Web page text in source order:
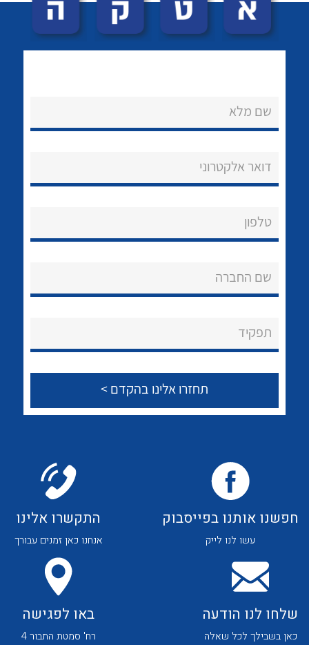
הצוות שלנו
צור קשר
לכל מוצרי היצרן לכל מוצרי היצרן
שם מלא
דואר אלקטרוני
טלפון
שם החברה
תפקיד
חפשנו אותנו בפייסבוק
עשו לנו לייק
התקשרו אלינו
אנחנו כאן זמנים עבורך
שלחו לנו הודעה
כאן בשבילך לכל שאלה
באו לפגישה
רח' סמטת התבור 4